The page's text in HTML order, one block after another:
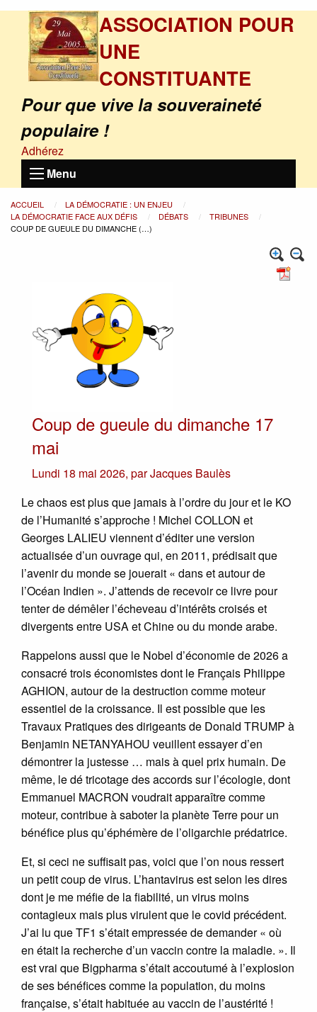
ASSOCIATION POUR
UNE
CONSTITUANTE
Pour que vive la souveraineté
populaire !
Adhérez
Menu
ACCUEIL
LA DÉMOCRATIE : UN ENJEU
LA DÉMOCRATIE FACE AUX DÉFIS
DÉBATS
TRIBUNES
COUP DE GUEULE DU DIMANCHE (…)
Coup de gueule du dimanche 17
mai
Lundi 18 mai 2026, parJacques Baulès
Le chaos est plus que jamais à l’ordre du jour et le KO
de l’Humanité s’approche ! Michel COLLON et
Georges LALIEU viennent d’éditer une version
actualisée d’un ouvrage qui, en 2011, prédisait que
l’avenir du monde se jouerait « dans et autour de
l’Océan Indien ». J’attends de recevoir ce livre pour
tenter de démêler l’écheveau d’intérêts croisés et
divergents entre USA et Chine ou du monde arabe.
Rappelons aussi que le Nobel d’économie de 2026 a
consacré trois économistes dont le Français Philippe
AGHION, autour de la destruction comme moteur
essentiel de la croissance. Il est possible que les
Travaux Pratiques des dirigeants de Donald TRUMP à
Benjamin NETANYAHOU veuillent essayer d’en
démontrer la justesse … mais à quel prix humain. De
même, le dé tricotage des accords sur l’écologie, dont
Emmanuel MACRON voudrait apparaître comme
moteur, contribue à saboter la planète Terre pour un
bénéfice plus qu’éphémère de l’oligarchie prédatrice.
Et, si ceci ne suffisait pas, voici que l’on nous ressert
un petit coup de virus. L’hantavirus est selon les dires
dont je me méfie de la fiabilité, un virus moins
contagieux mais plus virulent que le covid précédent.
J’ai lu que TF1 s’était empressée de demander « où
en était la recherche d’un vaccin contre la maladie. ». Il
est vrai que Bigpharma s’était accoutumé à l’explosion
de ses bénéfices comme la population, du moins
française, s’était habituée au vaccin de l’austérité !